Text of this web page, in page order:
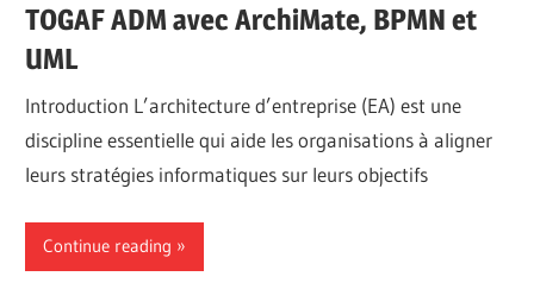
TOGAF ADM avec ArchiMate, BPMN et
UML
Introduction L’architecture d’entreprise (EA) est une
discipline essentielle qui aide les organisations à aligner
leurs stratégies informatiques sur leurs objectifs
Continue reading